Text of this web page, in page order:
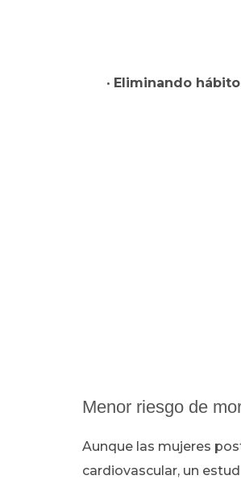
• Eliminando
Menor riesgo de
Aunque las mujeres
cardiovascular, un